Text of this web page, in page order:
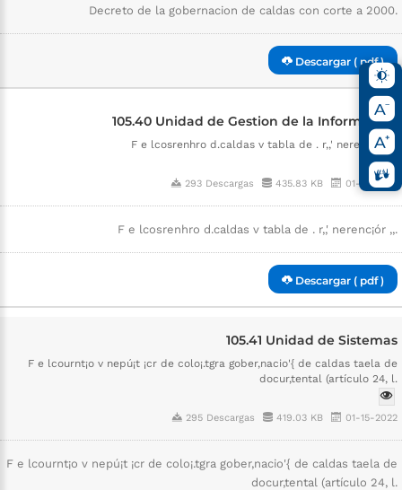
Decreto de la gobernacion de caldas con corte a 2000.
Descargar ( pdf )
105.40 Unidad de Gestion de la Informacion
F e lcosrenhro d.caldas v tabla de . r,,' nerenc¡ór ,,.
293 Descargas 435.83 KB 01-15-2022
F e lcosrenhro d.caldas v tabla de . r,,' nerenc¡ór ,,.
Descargar ( pdf )
105.41 Unidad de Sistemas
F e lcournt¡o v nepú¡t ¡cr de colo¡.tgra gober,nacio'{ de caldas taela de
docur,tental (artículo 24, l.
295 Descargas 419.03 KB 01-15-2022
F e lcournt¡o v nepú¡t ¡cr de colo¡.tgra gober,nacio'{ de caldas taela de
docur,tental (artículo 24, l.